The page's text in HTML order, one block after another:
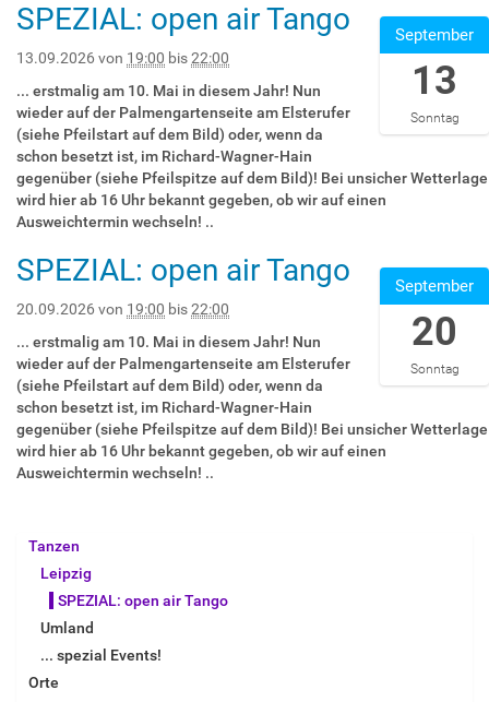
r
e
/
R
i
c
h
a
r
-
a
n
e
r
-
H
a
r
m
a
l
m
e
n
g
r
e
/
R
i
c
h
a
r
2
0
E
s
t
e
r
u
f
r
m
a
l
m
e
n
g
T
2
0
0
:
0
0
+
2
0
E
s
t
e
r
u
f
0
0
2
2
6
-
0
8
-
3
T
2
0
0
:
0
0
+
9
0
:
0
0
+
0
2
0
0
2
2
6
-
0
9
-
0
2
0
2
-
0
9
-
1
3
T
9
0
:
0
0
+
0
2
September
13
Sonntag
SPEZIAL: open air Tango
13.09.2026 von 19:00 bis22:00
... erstmalig am 10. Mai in diesem Jahr! Nun
wieder auf der Palmengartenseite am Elsterufer
(siehe Pfeilstart auf dem Bild) oder, wenn da
schon besetzt ist, im Richard-Wagner-Hain
gegenüber (siehe Pfeilspitze auf dem Bild)! Bei unsicher Wetterlage
wird hier ab 16 Uhr bekannt gegeben, ob wir auf einen
Ausweichtermin wechseln! ..
2
0
2
-
0
9
-
2
0
T
September
20
Sonntag
SPEZIAL: open air Tango
20.09.2026 von 19:00 bis22:00
... erstmalig am 10. Mai in diesem Jahr! Nun
wieder auf der Palmengartenseite am Elsterufer
(siehe Pfeilstart auf dem Bild) oder, wenn da
schon besetzt ist, im Richard-Wagner-Hain
gegenüber (siehe Pfeilspitze auf dem Bild)! Bei unsicher Wetterlage
wird hier ab 16 Uhr bekannt gegeben, ob wir auf einen
Ausweichtermin wechseln! ..
Tanzen
Leipzig
SPEZIAL: open air Tango
Umland
... spezial Events!
Orte